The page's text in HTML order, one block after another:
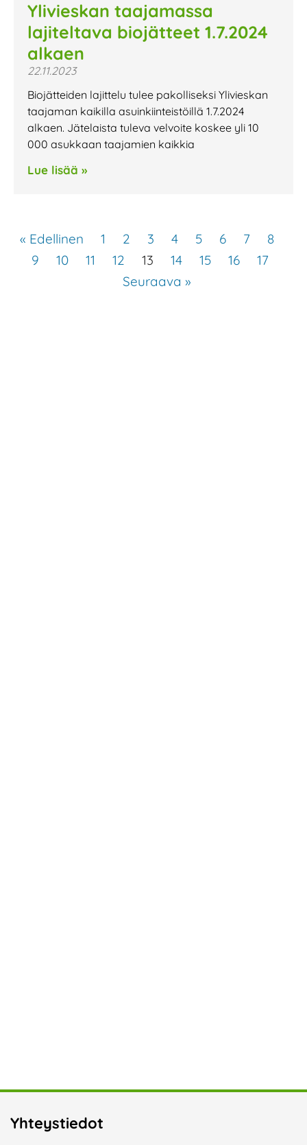
Ylivieskan taajamassa
lajiteltava biojätteet 1.7.2024
alkaen
22.11.2023
Biojätteiden lajittelu tulee pakolliseksi Ylivieskan
taajaman kaikilla asuinkiinteistöillä 1.7.2024
alkaen. Jätelaista tuleva velvoite koskee yli 10
000 asukkaan taajamien kaikkia
Lue lisää »
« Edellinen 1 2 3 4 5 6 7
8
9
10 11 12 13 14 15 16
17
Seuraava »
Yhteystiedot